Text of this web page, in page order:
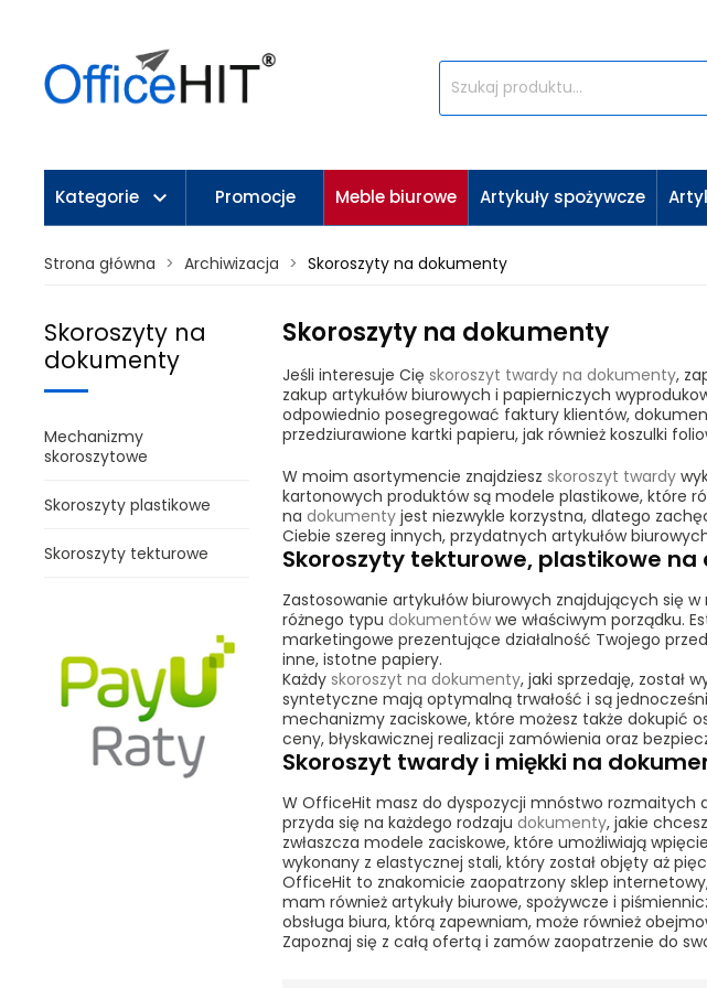
Kategorie keyboard_arrow_down Promocje Meble biurowe Artykuły spożywcze
Strona główna Archiwizacja Skoroszyty na dokumenty
Skoroszyty na
dokumenty
Mechanizmy
skoroszytowe
Skoroszyty plastikowe
Skoroszyty tekturowe
Skoroszyty na dokumenty
Jeśli interesuje Cię skoroszyt twardy na dokumenty,
zakup artykułów biurowych i papierniczych
odpowiednio posegregować faktury klientów,
przedziurawione kartki papieru, jak również koszulki
W moim asortymencie znajdziesz skoroszyt twardy
kartonowych produktów są modele plastikowe, które
na dokumenty jest niezwykle korzystna, dlatego
Ciebie szereg innych, przydatnych artykułów
Skoroszyty tekturowe, plastikowe
Zastosowanie artykułów biurowych znajdujących się
różnego typu dokumentów we właściwym porządku.
marketingowe prezentujące działalność Twojego
inne, istotne papiery.
Każdy skoroszyt na dokumenty, jaki sprzedaję, został
syntetyczne mają optymalną trwałość i są
mechanizmy zaciskowe, które możesz także dokupić
ceny, błyskawicznej realizacji zamówienia oraz
Skoroszyt twardy i miękki na
W OfficeHit masz do dyspozycji mnóstwo rozmaitych
przyda się na każdego rodzaju dokumenty, jakie
zwłaszcza modele zaciskowe, które umożliwiają
wykonany z elastycznej stali, który został objęty aż
OfficeHit to znakomicie zaopatrzony sklep
mam również artykuły biurowe, spożywcze i
obsługa biura, którą zapewniam, może również
Zapoznaj się z całą ofertą i zamów zaopatrzenie do